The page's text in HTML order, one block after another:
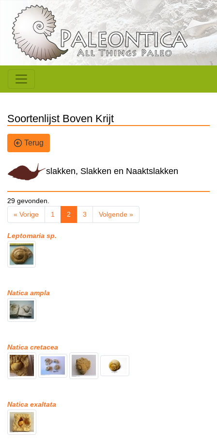
Soortenlijst Boven Krijt
Terug
slakken, Slakken en Naaktslakken
29 gevonden.
« Vorige
1 2 3 Volgende »
Leptomaria sp.
Natica ampla
Natica cretacea
Natica exaltata